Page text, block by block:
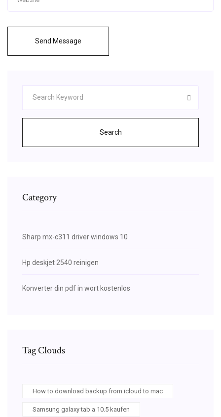
Send Message
Search
Category
Sharp mx-c311 driver windows 10
Hp deskjet 2540 reinigen
Konverter din pdf in wort kostenlos
Tag Clouds
How to download backup from icloud to mac
Samsung galaxy tab a 10.5 kaufen